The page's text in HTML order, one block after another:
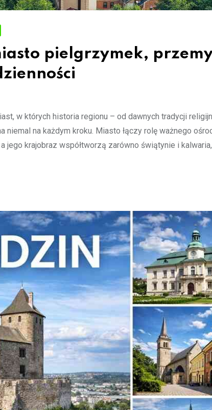
pielgrzymek,
w których historia regionu – od dawnych tradycji
niemal na każdym kroku. Miasto łączy rolę ważnego
jego krajobraz współtworzą zarówno świątynie i